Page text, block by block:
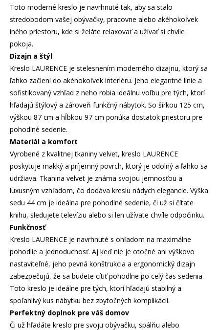
Toto moderné kreslo je navrhnuté tak, aby sa stalo
stredobodom vašej obývačky, pracovne alebo akéhokoľvek
iného priestoru, kde si želáte relaxovať a užívať si chvíle
pokoja.
Dizajn a štýl
Kreslo LAURENCE je stelesnením moderného dizajnu, ktorý sa
ľahko začlení do akéhokoľvek interiéru. Jeho elegantné línie a
sofistikovaný vzhľad z neho robia ideálnu voľbu pre tých, ktorí
hľadajú štýlový a zároveň funkčný nábytok. So šírkou 125 cm,
výškou 87 cm a hĺbkou 97 cm ponúka dostatok priestoru pre
pohodlné sedenie.
Materiál a komfort
Vyrobené z kvalitnej tkaniny velvet, kreslo LAURENCE
poskytuje mäkký a príjemný povrch, ktorý je odolný a ľahko sa
udržiava. Tkanina velvet je známa svojou jemnosťou a
luxusným vzhľadom, čo dodáva kreslu nádych elegancie. Výška
sedu 44 cm je ideálna pre pohodlné sedenie, či už si čítate
knihu, sledujete televíziu alebo si len užívate chvíle odpočinku.
Funkčnosť
Kreslo LAURENCE je navrhnuté s ohľadom na maximálne
pohodlie a jednoduchosť. Aj keď nie je otočné ani výškovo
nastaviteľné, jeho pevná konštrukcia a ergonomický dizajn
zabezpečujú, že sa budete cítiť pohodlne po celý čas sedenia.
Toto kreslo je ideálne pre tých, ktorí hľadajú stabilný a
spoľahlivý kus nábytku bez zbytočných komplikácií.
Perfektný doplnok pre váš domov
Či už hľadáte kreslo pre svoju obývačku, spálňu alebo